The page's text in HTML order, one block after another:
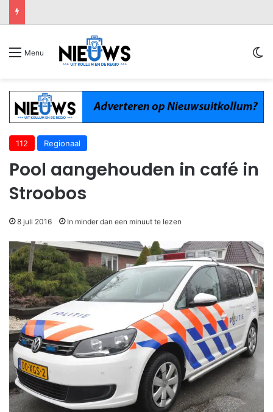
Menu
112 Regionaal
Pool aangehouden in café in
Stroobos
8 juli 2016 In minder dan een minuut te lezen